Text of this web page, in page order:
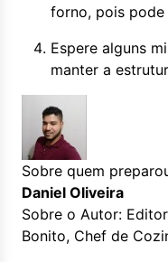
forno, pois pode
Espere alguns
manter a
Sobre quem
Daniel Oliveira
Sobre o Autor:
Bonito, Chef de